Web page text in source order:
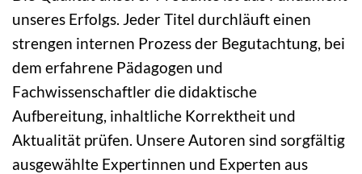
unseres Erfolgs. Jeder Titel durchläuft einen
strengen internen Prozess der Begutachtung, bei
dem erfahrene Pädagogen und
Fachwissenschaftler die didaktische
Aufbereitung, inhaltliche Korrektheit und
Aktualität prüfen. Unsere Autoren sind sorgfältig
ausgewählte Expertinnen und Experten aus